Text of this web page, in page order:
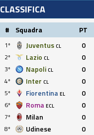
CLASSIFICA
# Squadra PT
1º Juventus CL 0
2º
Lazio CL 0
3º
Napoli CL 0
4º
Inter CL 0
5º
Fiorentina EL 0
6º
Roma ECL 0
7º
Milan 0
8º
Udinese 0